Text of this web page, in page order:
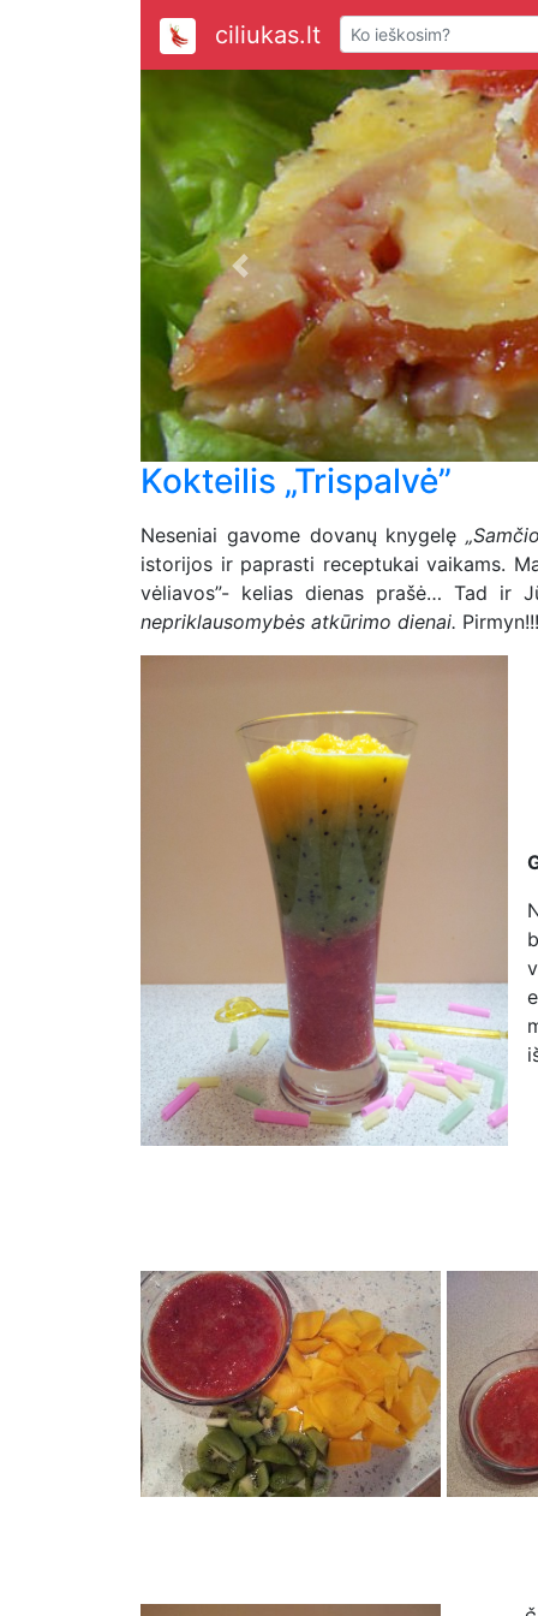
ciliukas.lt
Previous
Kokteilis „Trispalvė”
Neseniai gavome dovanų knygelę
istorijos ir paprasti receptukai vaikams.
vėliavos”- kelias dienas prašė… Tad ir
nepriklausomybės atkūrimo dienai. Pirmyn!!!